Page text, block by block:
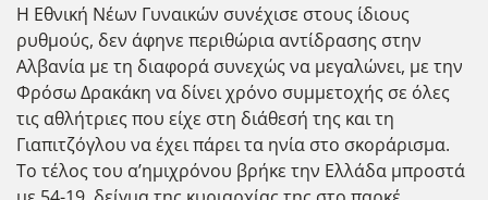
Η Εθνική Νέων Γυναικών συνέχισε στους ίδιους
ρυθμούς, δεν άφηνε περιθώρια αντίδρασης στην
Αλβανία με τη διαφορά συνεχώς να μεγαλώνει, με την
Φρόσω Δρακάκη να δίνει χρόνο συμμετοχής σε όλες
τις αθλήτριες που είχε στη διάθεσή της και τη
Γιαπιτζόγλου να έχει πάρει τα ηνία στο σκοράρισμα.
Το τέλος του α’ημιχρόνου βρήκε την Ελλάδα μπροστά